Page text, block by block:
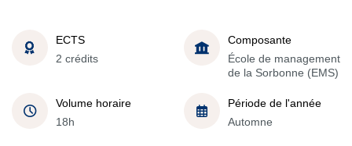
ECTS
2 crédits
Composante
École de management
de la Sorbonne (EMS)
Volume horaire
18h
Période de l'année
Automne